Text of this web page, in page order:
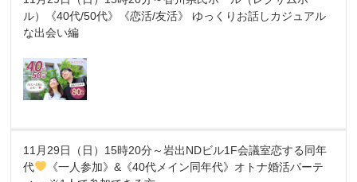
ル）《40代/50代》《恋活/友活》 ゆっくりお話しカジュアル
な出会い編
11月29日（日）15時20分～岩出NDビル1F会議室恋する同年
代
《一人参加》&《40代メイン同年代》オトナ婚活パーテ